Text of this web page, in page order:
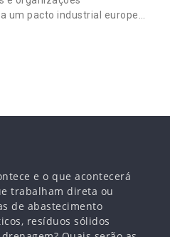
um pacto industrial europeu
e o que acontecerá
trabalham direta ou
de abastecimento
resíduos sólidos